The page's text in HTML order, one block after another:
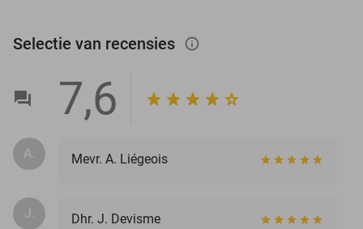
Selectie van recensies info_outlined
7,6
A. Mevr. A. Liégeois
J. Dhr. J. Devisme